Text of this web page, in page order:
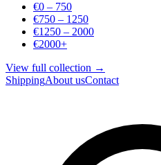
€0 – 750
€750 – 1250
€1250 – 2000
€2000+
View full collection →
ShippingAbout usContact